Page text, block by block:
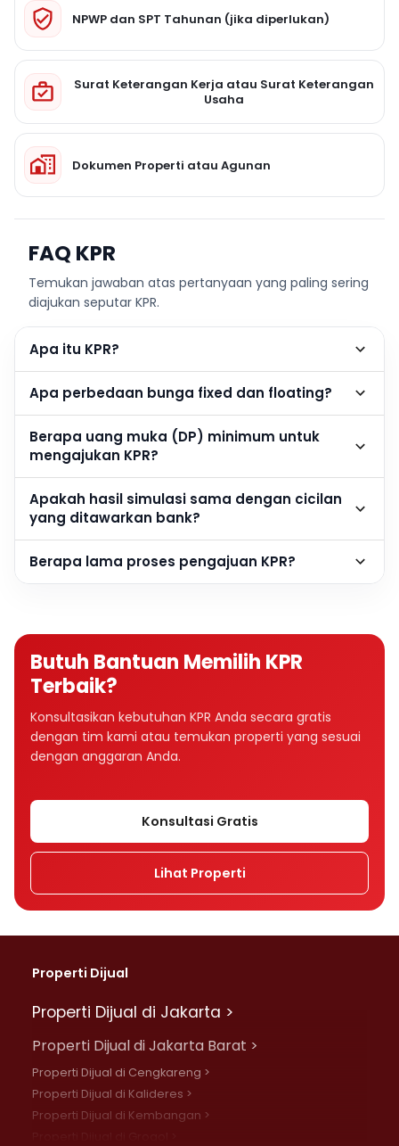
NPWP dan SPT Tahunan (jika diperlukan)
Surat Keterangan Kerja atau Surat Keterangan
Usaha
Dokumen Properti atau Agunan
FAQ KPR
Temukan jawaban atas pertanyaan yang paling sering
diajukan seputar KPR.
Apa itu KPR?
Apa perbedaan bunga fixed dan floating?
Berapa uang muka (DP) minimum untuk
mengajukan KPR?
Apakah hasil simulasi sama dengan cicilan
yang ditawarkan bank?
Berapa lama proses pengajuan KPR?
Butuh Bantuan Memilih KPR
Terbaik?
Konsultasikan kebutuhan KPR Anda secara gratis
dengan tim kami atau temukan properti yang sesuai
dengan anggaran Anda.
Konsultasi Gratis
Lihat Properti
Properti Dijual
Properti Dijual di Jakarta >
Properti Dijual di Jakarta Barat >
Properti Dijual di Cengkareng >
Properti Dijual di Kalideres >
Properti Dijual di Kembangan >